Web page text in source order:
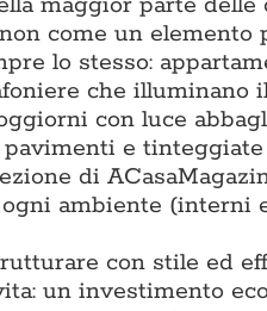
come un elemento
lo stesso:
che illuminano
con luce
e
di
ambiente (interni
con stile ed
un investimento